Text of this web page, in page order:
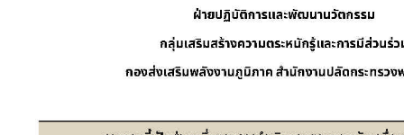
รายงานต้นทุนต่อหน่วยผลผลิต
รายงานงบทดลอง